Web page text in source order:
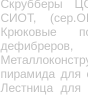
Скрубберы
СИОТ,
Крюковые
пирамида для
Лестница для